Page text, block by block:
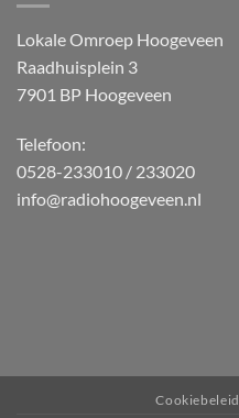
Lokale Omroep Hoogeveen
Raadhuisplein 3
7901 BP Hoogeveen
Telefoon:
0528-233010 / 233020
info@radiohoogeveen.nl
Cookiebeleid